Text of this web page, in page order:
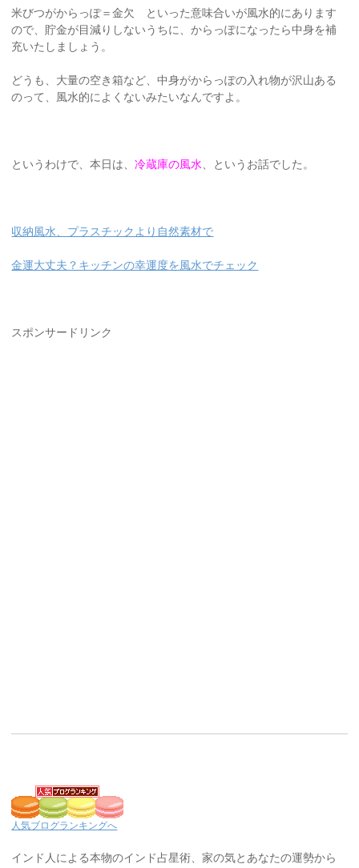
米びつがからっぽ＝金欠 といった意味合いが風水的にあります
ので、貯金が目減りしないうちに、からっぽになったら中身を補
充いたしましょう。
どうも、大量の空き箱など、中身がからっぽの入れ物が沢山ある
のって、風水的によくないみたいなんですよ。
というわけで、本日は、冷蔵庫の風水、というお話でした。
収納風水、プラスチックより自然素材で
金運大丈夫？キッチンの幸運度を風水でチェック
スポンサードリンク
人気ブログランキングへ
インド人による本物のインド占星術、家の気とあなたの運勢から